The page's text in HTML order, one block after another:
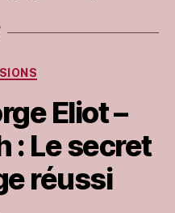
Eliot –
: Le secret
réussi